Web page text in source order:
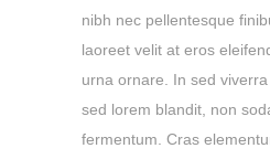
nibh nec pellentesque
laoreet velit at eros
urna ornare. In sed
sed lorem blandit, non
fermentum. Cras